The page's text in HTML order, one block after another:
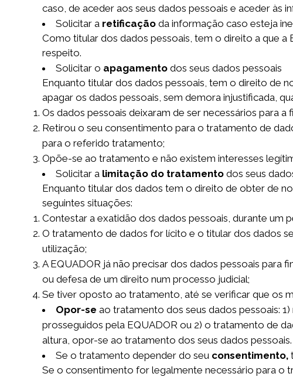
caso, de aceder aos seus dados pessoais e aceder às
Solicitar a retificação da informação caso esteja
Como titular dos dados pessoais, tem o direito a que
respeito.
Solicitar o apagamento dos seus dados pessoais
Enquanto titular dos dados pessoais, tem o direito de
apagar os dados pessoais, sem demora injustificada,
Os dados pessoais deixaram de ser necessários para
Retirou o seu consentimento para o tratamento de
para o referido tratamento;
Opõe-se ao tratamento e não existem interesses
Solicitar a limitação do tratamento dos seus
Enquanto titular dos dados tem o direito de obter de
seguintes situações:
Contestar a exatidão dos dados pessoais, durante um
O tratamento de dados for lícito e o titular dos dados
utilização;
A EQUADOR já não precisar dos dados pessoais
ou defesa de um direito num processo judicial;
Se tiver oposto ao tratamento, até se verificar que os
Opor-se ao tratamento dos seus dados pessoais:
prosseguidos pela EQUADOR ou 2) o tratamento de
altura, opor-se ao tratamento dos seus dados pessoais.
Se o tratamento depender do seu consentimento,
Se o consentimento for legalmente necessário para o